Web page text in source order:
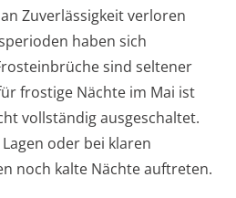
Zuverlässigkeit verloren
haben sich
sind seltener
frostige Nächte im Mai ist
vollständig ausgeschaltet.
oder bei klaren
noch kalte Nächte auftreten.